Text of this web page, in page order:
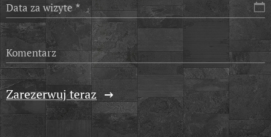
Data za wizyte
Komentarz
Zarezerwuj teraz